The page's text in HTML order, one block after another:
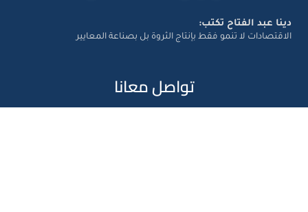
دينا عبد الفتاح تكتب:
الاقتصادات لا تنمو فقط بإنتاج الثروة بل بصناعة المعايير
تواصل معانا